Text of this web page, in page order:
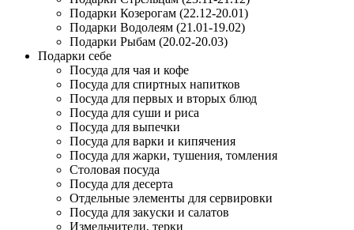
Подарки Козерогам (22.12-20.01)
Подарки Водолеям (21.01-19.02)
Подарки Рыбам (20.02-20.03)
Подарки себе
Посуда для чая и кофе
Посуда для спиртных напитков
Посуда для первых и вторых блюд
Посуда для суши и риса
Посуда для выпечки
Посуда для варки и кипячения
Посуда для жарки, тушения, томления
Столовая посуда
Посуда для десерта
Отдельные элементы для сервировки
Посуда для закуски и салатов
Измельчители, терки